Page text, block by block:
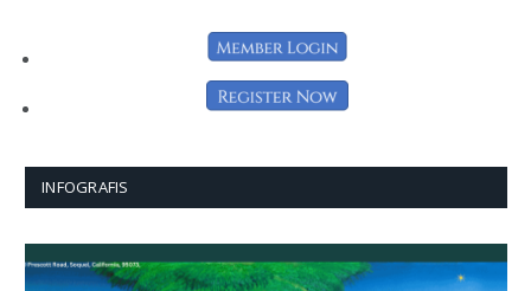
INFOGRAFIS